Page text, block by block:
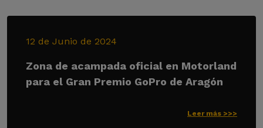
12 de Junio de 2024
Zona de acampada oficial en Motorland
para el Gran Premio GoPro de Aragón
Leer más >>>